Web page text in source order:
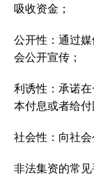
吸收资金；
公开性：通过
会公开宣传；
利诱性：承诺
本付息或者给付
社会性：向社会
非法集资的常